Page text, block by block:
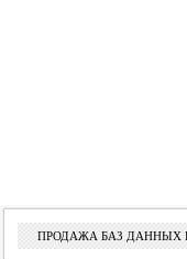
ПРОДАЖА БАЗ ДАННЫХ